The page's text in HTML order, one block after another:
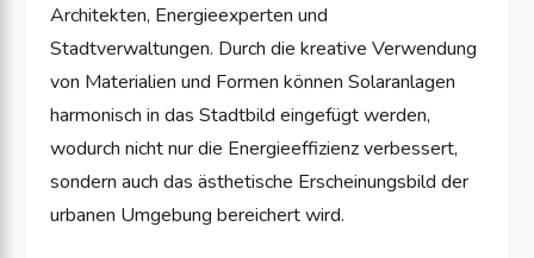
Architekten, Energieexperten und
Stadtverwaltungen. Durch die kreative Verwendung
von Materialien und Formen können Solaranlagen
harmonisch in das Stadtbild eingefügt werden,
wodurch nicht nur die Energieeffizienz verbessert,
sondern auch das ästhetische Erscheinungsbild der
urbanen Umgebung bereichert wird.